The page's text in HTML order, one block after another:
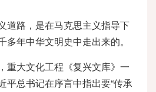
道路，是在马克思主义指导下
多年中华文明史中走出来的。
重大文化工程《复兴文库》一
平总书记在序言中指出要“传承